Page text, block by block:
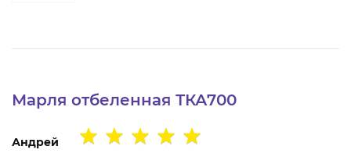
Марля отбеленная ТКА700
Андрей